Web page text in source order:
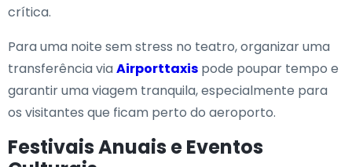
crítica.
Para uma noite sem stress no teatro, organizar uma
transferência viaAirporttaxis pode poupar tempo e
garantir uma viagem tranquila, especialmente para
os visitantes que ficam perto do aeroporto.
Festivais Anuais e Eventos